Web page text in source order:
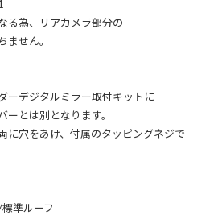
る為、リアカメラ部分の
せん。
ーデジタルミラー取付キットに
とは別となります。
に穴をあけ、付属のタッピングネジで
準ルーフ